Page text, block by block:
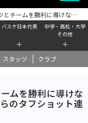
バスケ日本代表
＋
中学・高校・大学
その他
＋
スタッツ クラブ
とチームを勝利に導けない
発と決別できるか
ムを勝利に導けな
のタフショット連